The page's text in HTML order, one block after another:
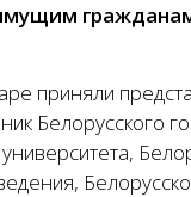
приняли
Белорусского